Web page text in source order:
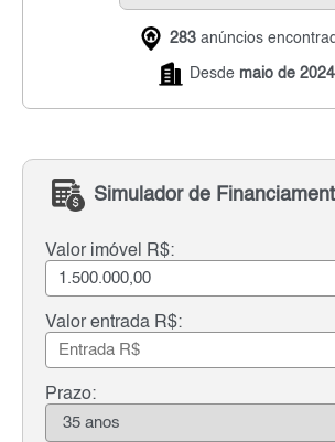
283 anúncios
Desde maio de 2024
Simulador de
Valor imóvel R$:
Valor entrada R$:
Prazo: